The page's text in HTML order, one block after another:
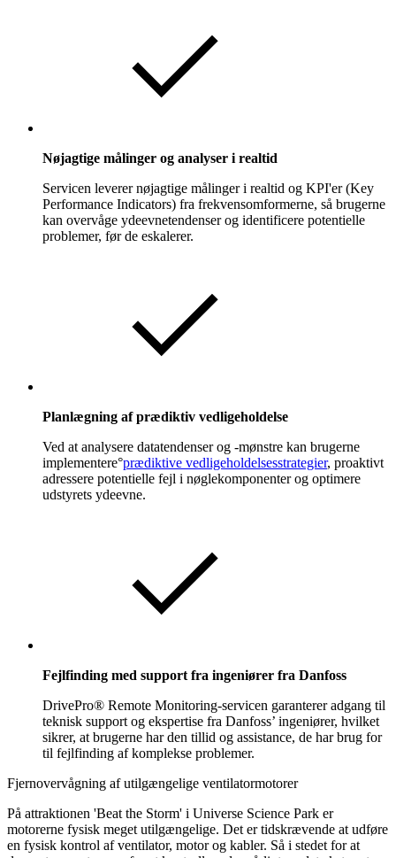
Nøjagtige målinger og analyser i realtid
Servicen leverer nøjagtige målinger i realtid og KPI'er (Key
Performance Indicators) fra frekvensomformerne, så brugerne
kan overvåge ydeevnetendenser og identificere potentielle
problemer, før de eskalerer.
Planlægning af prædiktiv vedligeholdelse
Ved at analysere datatendenser og -mønstre kan brugerne
implementere°prædiktive vedligeholdelsesstrategier, proaktivt
adressere potentielle fejl i nøglekomponenter og optimere
udstyrets ydeevne.
Fejlfinding med support fra ingeniører fra Danfoss
DrivePro® Remote Monitoring-servicen garanterer adgang til
teknisk support og ekspertise fra Danfoss’ ingeniører, hvilket
sikrer, at brugerne har den tillid og assistance, de har brug for
til fejlfinding af komplekse problemer.
Fjernovervågning af utilgængelige ventilatormotorer
På attraktionen 'Beat the Storm' i Universe Science Park er
motorerne fysisk meget utilgængelige. Det er tidskrævende at udføre
en fysisk kontrol af ventilator, motor og kabler. Så i stedet for at